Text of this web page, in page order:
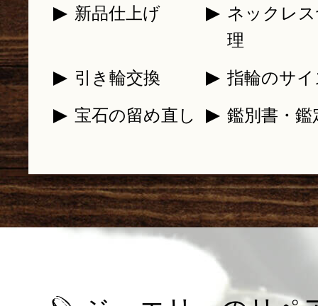
新品仕上げ
ネックレ
理
引き輪交換
指輪のサ
宝石の留め直し
鑑別書・鑑